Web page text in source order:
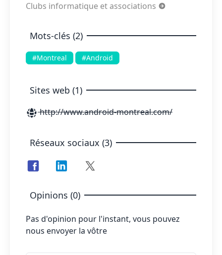
Clubs informatique et associations
Mots-clés (2)
#Montreal #Android
Sites web (1)
http://www.android-montreal.com/
Réseaux sociaux (3)
Opinions (0)
Pas d'opinion pour l'instant, vous pouvez
nous envoyer la vôtre